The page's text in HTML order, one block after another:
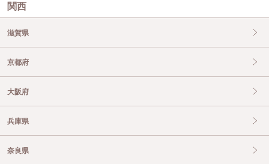
関西
滋賀県
京都府
大阪府
兵庫県
奈良県